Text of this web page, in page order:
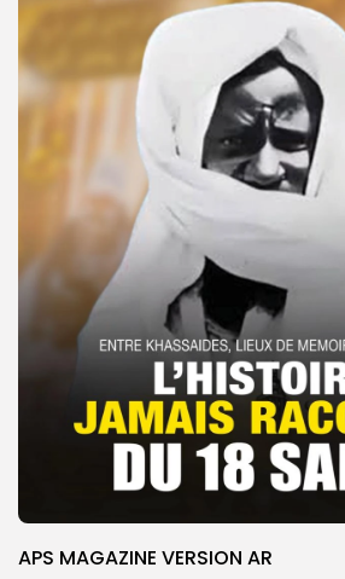
APS MAGAZINE VERSION AR